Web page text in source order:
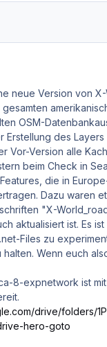
neue Version von
OSM-
Erstellung des
Vor-Version alle
beim Check in
die in
Dazu waren
"X-
aktualisiert ist. Es
Files zu
halten. Wenn euch
8-expnetwork ist
drive/folders/
hero-goto